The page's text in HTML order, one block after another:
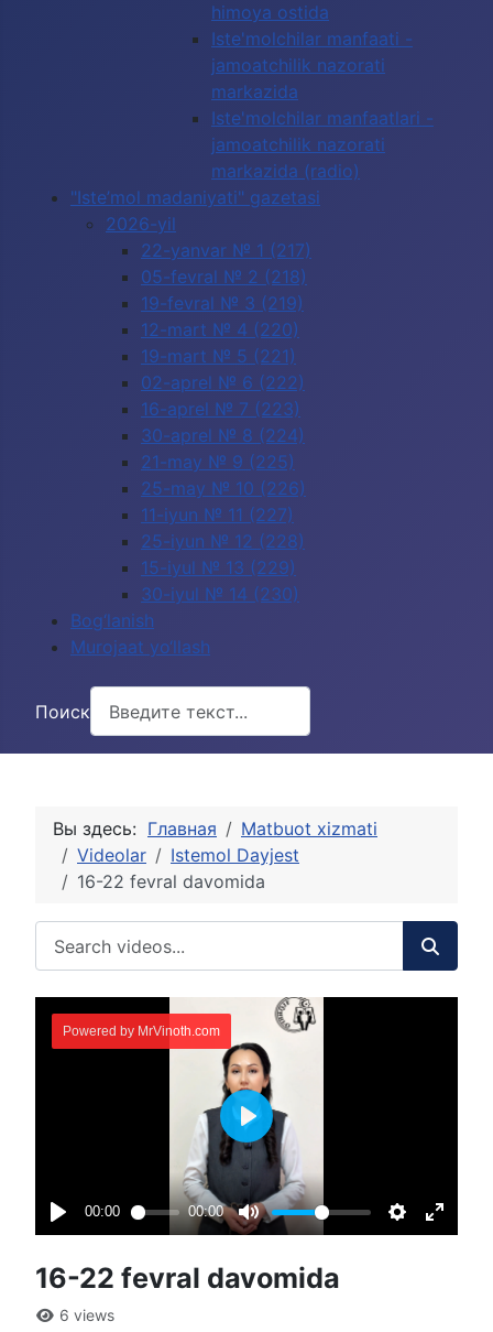
himoya ostida
Iste'molchilar manfaati -
jamoatchilik nazorati
markazida
Iste'molchilar manfaatlari -
jamoatchilik nazorati
markazida (radio)
"Iste’mol madaniyati" gazetasi
2026-yil
22-yanvar № 1 (217)
05-fevral № 2 (218)
19-fevral № 3 (219)
12-mart № 4 (220)
19-mart № 5 (221)
02-aprel № 6 (222)
16-aprel № 7 (223)
30-aprel № 8 (224)
21-may № 9 (225)
25-may № 10 (226)
11-iyun № 11 (227)
25-iyun № 12 (228)
15-iyul № 13 (229)
30-iyul № 14 (230)
Bog‘lanish
Murojaat yo‘llash
Поиск
Вы здесь: Главная
Matbuot xizmati
Videolar
Istemol Dayjest
16-22 fevral davomida
16-22 fevral davomida
6 views